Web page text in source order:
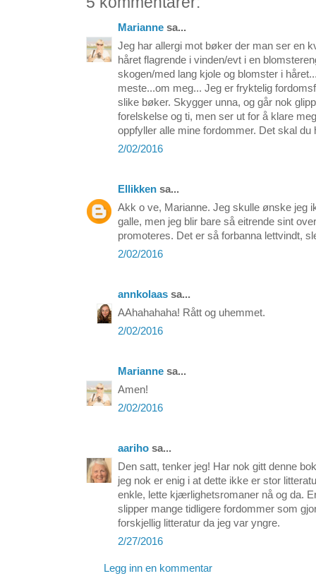
Marianne sa...
Jeg har allergi mot bøker der man ser en
håret flagrende i vinden/evt i en
skogen/med lang kjole og blomster i
meste...om meg... Jeg er fryktelig
slike bøker. Skygger unna, og går nok
forelskelse og ti, men ser ut for å klare
oppfyller alle mine fordommer. Det skal du
2/02/2016
Ellikken sa...
Akk o ve, Marianne. Jeg skulle ønske jeg
galle, men jeg blir bare så eitrende sint
promoteres. Det er så forbanna lettvindt,
2/02/2016
annkolaas sa...
AAhahahaha! Rått og uhemmet.
2/02/2016
Marianne sa...
Amen!
2/02/2016
aariho sa...
Den satt, tenker jeg! Har nok gitt denne
jeg nok er enig i at dette ikke er stor
enkle, lette kjærlighetsromaner nå og da.
slipper mange tidligere fordommer som
forskjellig litteratur da jeg var yngre.
2/27/2016
Legg inn en kommentar